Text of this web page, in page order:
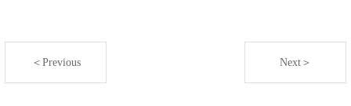
＜Previous Next＞